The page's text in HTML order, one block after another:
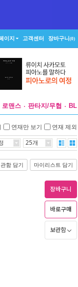
이지 고객센터 장바구니(0)
로맨스 판타지/무협 BL
연재만 보기 연재 제외
25개
관함 담기 마이리스트 담기
장바구니
바로구매
보관함